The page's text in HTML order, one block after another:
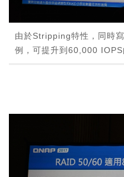
由於Stripping特性，同時
例，可提升到60,000 IOPS